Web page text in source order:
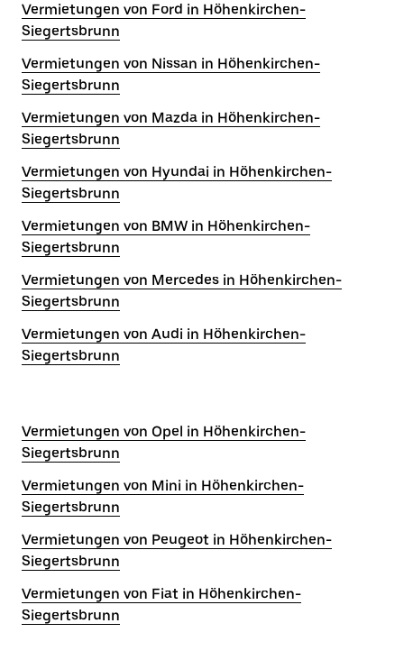
Vermietungen von Ford in Höhenkirchen-
Siegertsbrunn
Vermietungen von Nissan in Höhenkirchen-
Siegertsbrunn
Vermietungen von Mazda in Höhenkirchen-
Siegertsbrunn
Vermietungen von Hyundai in Höhenkirchen-
Siegertsbrunn
Vermietungen von BMW in Höhenkirchen-
Siegertsbrunn
Vermietungen von Mercedes in Höhenkirchen-
Siegertsbrunn
Vermietungen von Audi in Höhenkirchen-
Siegertsbrunn
Vermietungen von Opel in Höhenkirchen-
Siegertsbrunn
Vermietungen von Mini in Höhenkirchen-
Siegertsbrunn
Vermietungen von Peugeot in Höhenkirchen-
Siegertsbrunn
Vermietungen von Fiat in Höhenkirchen-
Siegertsbrunn